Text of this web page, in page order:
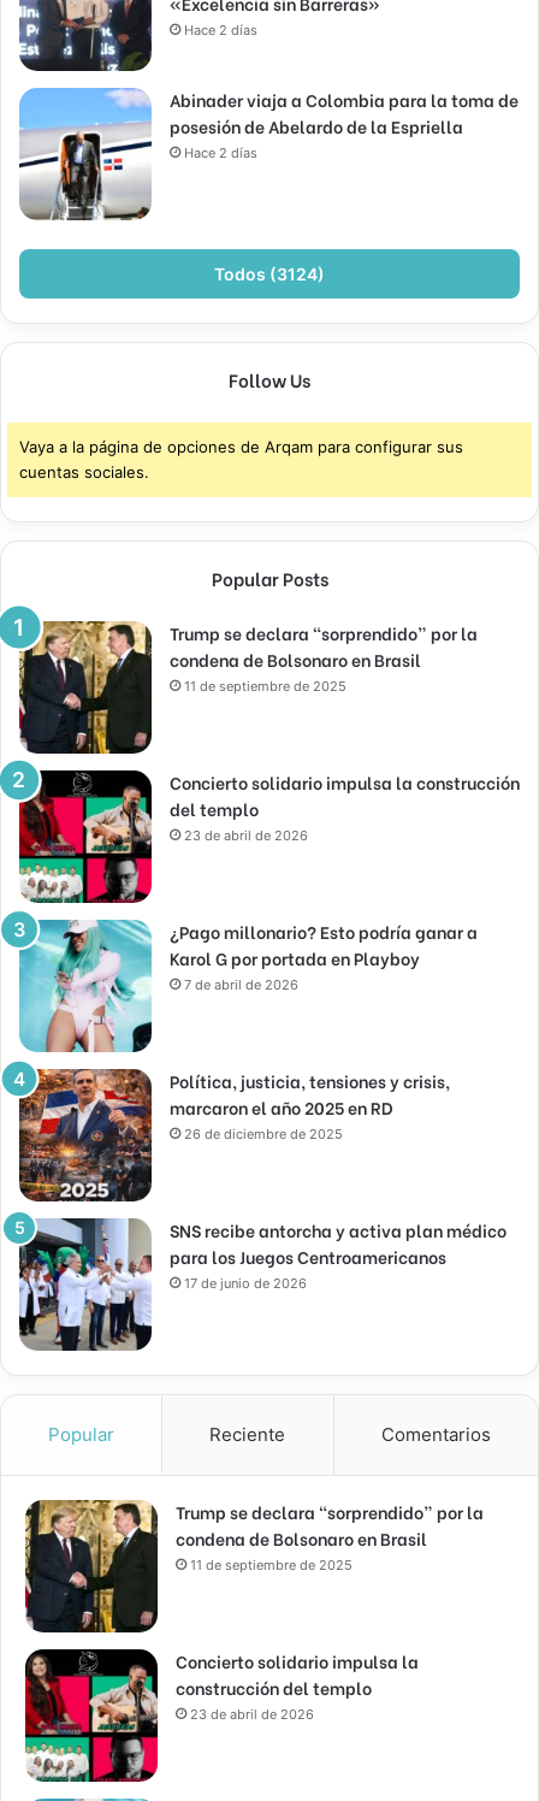
Hace 2 días
Abinader viaja a Colombia para la toma de
posesión de Abelardo de la Espriella
Hace 2 días
Todos (3124)
Follow Us
Vaya a la página de opciones de Arqam para configurar sus
cuentas sociales.
Popular Posts
Trump se declara “sorprendido” por la
condena de Bolsonaro en Brasil
11 de septiembre de 2025
Concierto solidario impulsa la construcción
del templo
23 de abril de 2026
¿Pago millonario? Esto podría ganar a
Karol G por portada en Playboy
7 de abril de 2026
Política, justicia, tensiones y crisis,
marcaron el año 2025 en RD
26 de diciembre de 2025
SNS recibe antorcha y activa plan médico
para los Juegos Centroamericanos
17 de junio de 2026
Popular Reciente Comentarios
Trump se declara “sorprendido” por la
condena de Bolsonaro en Brasil
11 de septiembre de 2025
Concierto solidario impulsa la
construcción del templo
23 de abril de 2026